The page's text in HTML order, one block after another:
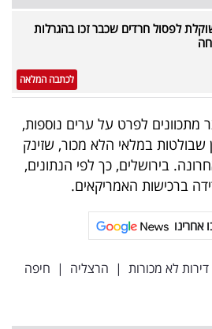
לפסול חרדים שכבר זכו בהגרלות
לכתבה המלאה
מתכוונים לפרט על ערים נוספות,
שבולטות במלאי הלא מכור, שזינק
האחרונה. בירושלים, כך לפי הנתונים,
ברכישות האמריקאים.
אחרינו
דירות לא מכורות | הרצליה | חיפה